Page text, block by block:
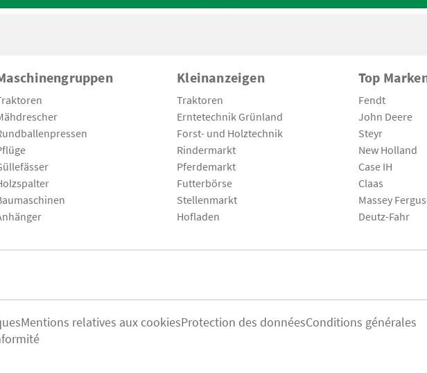
Kleinanzeigen
Traktoren
Erntetechnik Grünland
Forst- und Holztechnik
Rindermarkt
Pferdemarkt
Futterbörse
Stellenmarkt
Hofladen
Top
Fendt
John Deere
Steyr
New Holland
Case IH
Claas
Massey
Deutz-Fahr
Mentions relatives aux cookiesProtection des donnéesConditions générales